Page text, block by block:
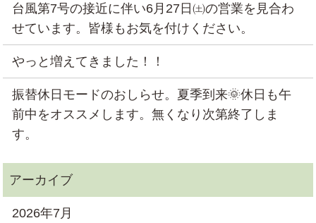
台風第7号の接近に伴い6月27日㈯の営業を見合わ
せています。皆様もお気を付けください。
やっと増えてきました！！
振替休日モードのおしらせ。夏季到来🌞休日も午
前中をオススメします。無くなり次第終了しま
す。
2026年7月